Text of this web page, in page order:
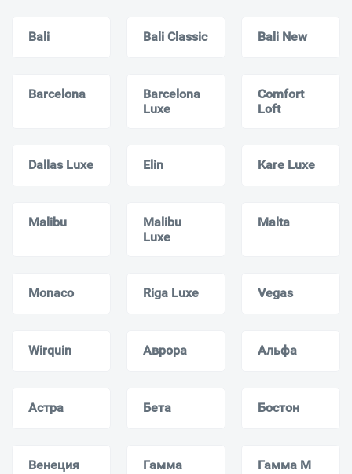
Bali Bali Classic Bali New
Barcelona
Barcelona
Luxe
Comfort
Loft
Dallas Luxe Elin Kare Luxe
Malibu
Malibu
Luxe
Malta
Monaсo Riga Luxe Vegas
Wirquin Аврора Альфа
Астра Бета Бостон
Венеция Гамма Гамма M